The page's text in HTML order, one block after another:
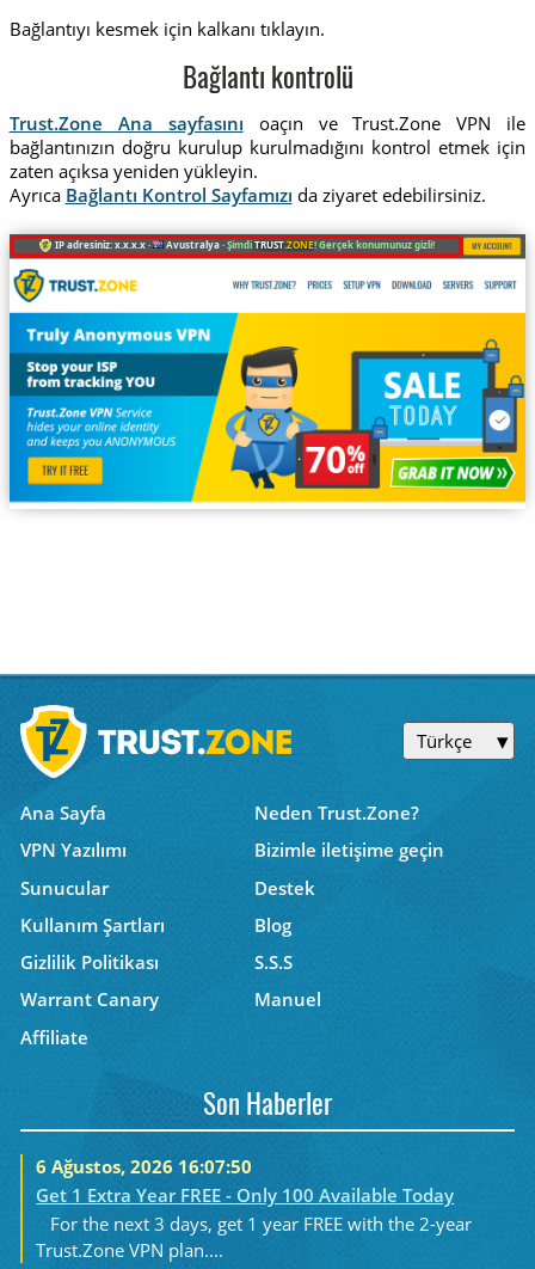
Bağlantıyı kesmek için kalkanı tıklayın.
Bağlantı kontrolü
Trust.Zone Ana sayfasını oaçın ve Trust.Zone VPN ile
bağlantınızın doğru kurulup kurulmadığını kontrol etmek için
zaten açıksa yeniden yükleyin.
Ayrıca Bağlantı Kontrol Sayfamızı da ziyaret edebilirsiniz.
IP adresiniz: x.x.x.x · Avustralya ·ŞimdiTRUST.ZONE! Gerçek konumunuz gizli!
Türkçe
Ana Sayfa
Neden Trust.Zone?
VPN Yazılımı
Bizimle iletişime geçin
Sunucular
Destek
Kullanım Şartları
Blog
Gizlilik Politikası
S.S.S
Warrant Canary
Manuel
Affiliate
Son Haberler
6 Ağustos, 2026 16:07:50
Get 1 Extra Year FREE - Only 100 Available Today
For the next 3 days, get 1 year FREE with the 2-year
Trust.Zone VPN plan....